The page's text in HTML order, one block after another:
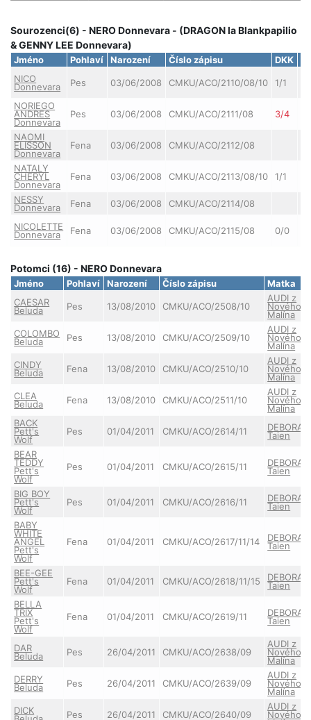
Sourozenci(6) - NERO Donnevara - (DRAGON la Blankpapilio
& GENNY LEE Donnevara)
Jméno Pohlaví Narození Číslo zápisu DKK
NICO
Donnevara Pes 03/06/2008 CMKU/ACO/2110/08/10 1/1
NORIEGO
ANDRES
Donnevara
Pes 03/06/2008 CMKU/ACO/2111/08 3/4
NAOMI
ELISSON
Donnevara
Fena 03/06/2008 CMKU/ACO/2112/08
NATALY
CHERYL
Donnevara
Fena 03/06/2008 CMKU/ACO/2113/08/10 1/1
NESSY
Donnevara Fena 03/06/2008 CMKU/ACO/2114/08
NICOLETTE
Donnevara Fena 03/06/2008 CMKU/ACO/2115/08 0/0
Potomci (16) - NERO Donnevara
Jméno Pohlaví Narození Číslo zápisu
Matka
CAESAR
Beluda Pes 13/08/2010 CMKU/ACO/2508/10
AUDI z
Nového
Malína
COLOMBO
Beluda Pes 13/08/2010 CMKU/ACO/2509/10
AUDI z
Nového
Malína
CINDY
Beluda Fena 13/08/2010 CMKU/ACO/2510/10
AUDI z
Nového
Malína
CLEA
Beluda Fena 13/08/2010 CMKU/ACO/2511/10
AUDI z
Nového
Malína
BACK
Pett's
Wolf
Pes 01/04/2011 CMKU/ACO/2614/11 DEBORAH
Taien
BEAR
TEDDY
Pett's
Wolf
Pes 01/04/2011 CMKU/ACO/2615/11 DEBORAH
Taien
BIG BOY
Pett's
Wolf
Pes 01/04/2011 CMKU/ACO/2616/11 DEBORAH
Taien
BABY
WHITE
ANGEL
Pett's
Wolf
Fena 01/04/2011 CMKU/ACO/2617/11/14 DEBORAH
Taien
BEE-GEE
Pett's
Wolf
Fena 01/04/2011 CMKU/ACO/2618/11/15 DEBORAH
Taien
BELLA
TRIX
Pett's
Wolf
Fena 01/04/2011 CMKU/ACO/2619/11 DEBORAH
Taien
DAR
Beluda Pes 26/04/2011 CMKU/ACO/2638/09
AUDI z
Nového
Malína
DERRY
Beluda Pes 26/04/2011 CMKU/ACO/2639/09
AUDI z
Nového
Malína
DICK
Pes 26/04/2011 CMKU/ACO/2640/09
AUDI z
Nového